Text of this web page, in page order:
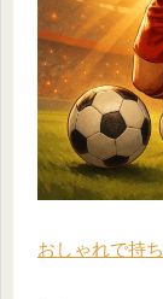
おしゃれで持